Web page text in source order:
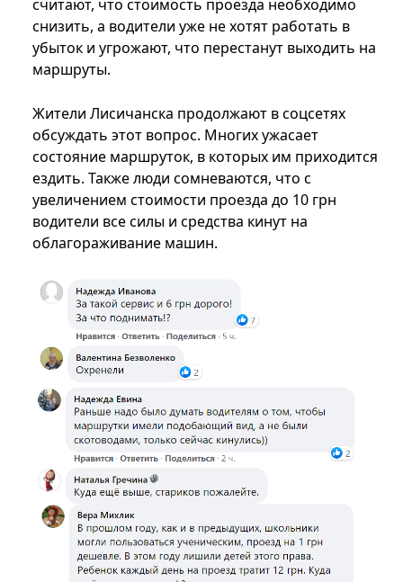
считают, что стоимость проезда необходимо
снизить, а водители уже не хотят работать в
убыток и угрожают, что перестанут выходить на
маршруты.
Жители Лисичанска продолжают в соцсетях
обсуждать этот вопрос. Многих ужасает
состояние маршруток, в которых им приходится
ездить. Также люди сомневаются, что с
увеличением стоимости проезда до 10 грн
водители все силы и средства кинут на
облагораживание машин.